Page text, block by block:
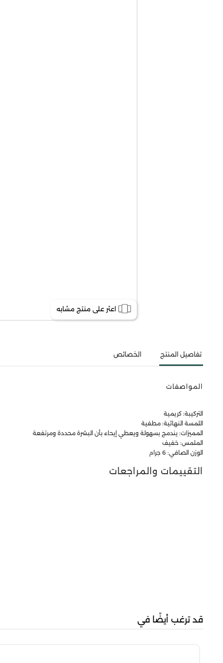
اعثر على منتج مشابه
تفاصيل المنتج الخصائص
المواصفات
التركيبة: كريمية
اللمسة النهائية: مطفية
المميزات: يندمج بسهولة ويعطي إيحاء بأن البشرة محددة ومرتفعة
الملمس: خفيف
الوزن الصافي: 6 جرام
التقييمات والمراجعات
قد ترغب أيضًا في